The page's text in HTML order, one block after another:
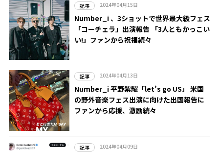
記事 2024年04月15日
Number_i 、3ショットで世界最大級フェス
「コーチェラ」出演報告 「3人ともかっこい
い!」ファンから祝福続々
記事 2024年04月13日
Number_i 平野紫耀「let’s go US」 米国
の野外音楽フェス出演に向けた出国報告に
ファンから応援、激励続々
記事 2024年04月09日